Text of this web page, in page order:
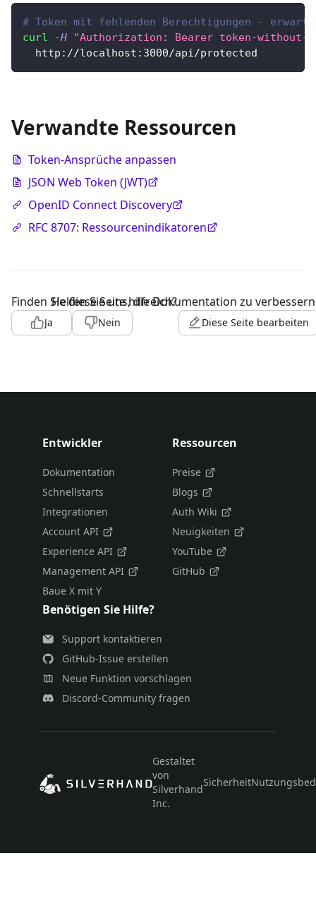
# Token mit fehlenden Berechtigungen -
curl
-H
"Authorization: Bearer token-without-
  http://localhost:3000/api/protected
Verwandte Ressourcen
Token-Ansprüche anpassen
JSON Web Token (JWT)
OpenID Connect Discovery
RFC 8707: Ressourcenindikatoren
Finden Sie diese Seite hilfreich?
Ja Nein
Helfen Sie uns, die Dokumentation zu
Diese Seite bearbeiten
Entwickler
Dokumentation
Schnellstarts
Integrationen
Account API
Experience API
Management API
Baue X mit Y
Ressourcen
Preise
Blogs
Auth Wiki
Neuigkeiten
YouTube
GitHub
Benötigen Sie Hilfe?
Support kontaktieren
GitHub-Issue erstellen
Neue Funktion vorschlagen
Discord-Community fragen
Gestaltet
von
Silverhand
Inc.
Sicherheit